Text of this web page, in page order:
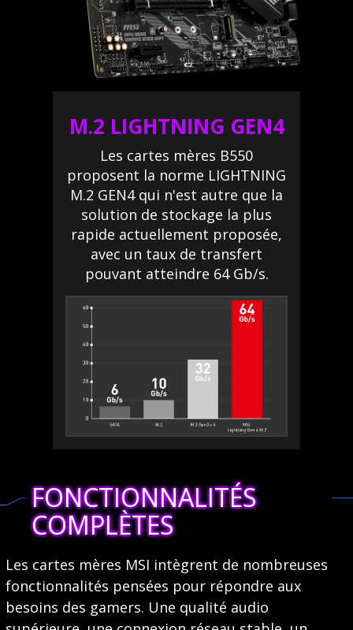
M.2 LIGHTNING GEN4
Les cartes mères B550
proposent la norme LIGHTNING
M.2 GEN4 qui n'est autre que la
solution de stockage la plus
rapide actuellement proposée,
avec un taux de transfert
pouvant atteindre 64 Gb/s.
FONCTIONNALITÉS
COMPLÈTES
Les cartes mères MSI intègrent de nombreuses
fonctionnalités pensées pour répondre aux
besoins des gamers. Une qualité audio